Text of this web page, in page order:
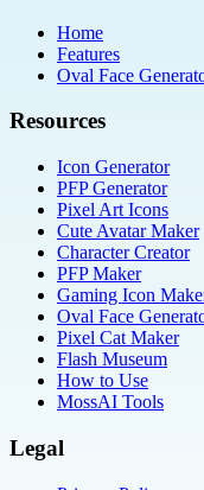
Home
Features
Oval Face
Resources
Icon Generator
PFP Generator
Pixel Art Icons
Cute Avatar Maker
Character Creator
PFP Maker
Gaming Icon
Oval Face
Pixel Cat Maker
Flash Museum
How to Use
MossAI Tools
Legal